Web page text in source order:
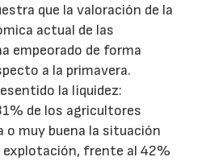
que la valoración de la
actual de las
empeorado de forma
a la primavera.
la liquidez:
de los agricultores
o muy buena la situación
explotación, frente al 42%